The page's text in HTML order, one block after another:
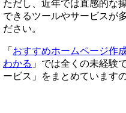
ただし、近年では直感的な
できるツールやサービスが
ださい。
「 おすすめホームページ作
わかる 」では全くの未経験
ービス」をまとめています